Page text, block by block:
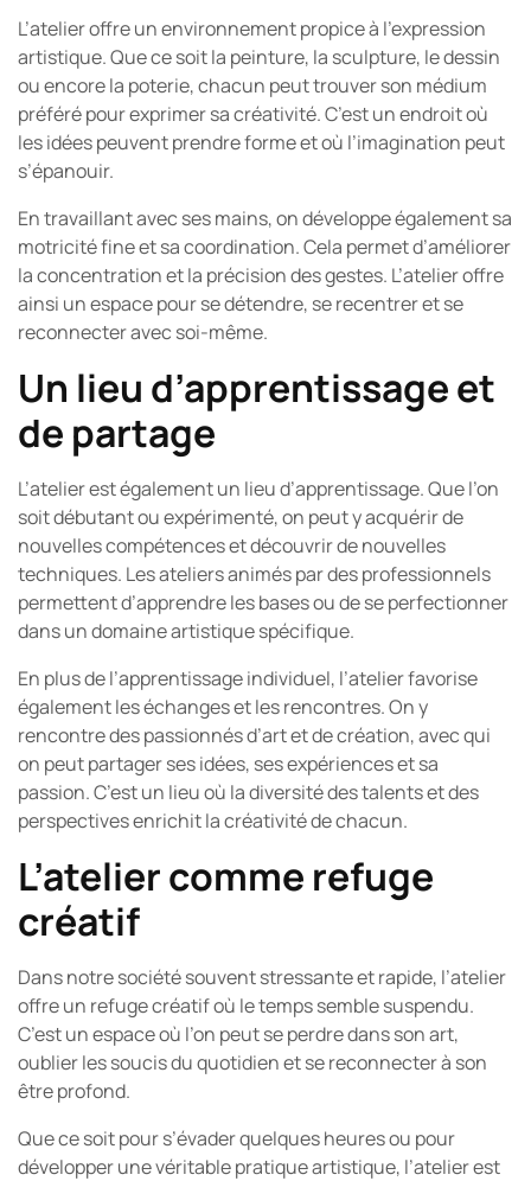
L’atelier offre un environnement propice à l’expression
artistique. Que ce soit la peinture, la sculpture, le dessin
ou encore la poterie, chacun peut trouver son médium
préféré pour exprimer sa créativité. C’est un endroit où
les idées peuvent prendre forme et où l’imagination peut
s’épanouir.
En travaillant avec ses mains, on développe également sa
motricité fine et sa coordination. Cela permet d’améliorer
la concentration et la précision des gestes. L’atelier offre
ainsi un espace pour se détendre, se recentrer et se
reconnecter avec soi-même.
Un lieu d’apprentissage et
de partage
L’atelier est également un lieu d’apprentissage. Que l’on
soit débutant ou expérimenté, on peut y acquérir de
nouvelles compétences et découvrir de nouvelles
techniques. Les ateliers animés par des professionnels
permettent d’apprendre les bases ou de se perfectionner
dans un domaine artistique spécifique.
En plus de l’apprentissage individuel, l’atelier favorise
également les échanges et les rencontres. On y
rencontre des passionnés d’art et de création, avec qui
on peut partager ses idées, ses expériences et sa
passion. C’est un lieu où la diversité des talents et des
perspectives enrichit la créativité de chacun.
L’atelier comme refuge
créatif
Dans notre société souvent stressante et rapide, l’atelier
offre un refuge créatif où le temps semble suspendu.
C’est un espace où l’on peut se perdre dans son art,
oublier les soucis du quotidien et se reconnecter à son
être profond.
Que ce soit pour s’évader quelques heures ou pour
développer une véritable pratique artistique, l’atelier est